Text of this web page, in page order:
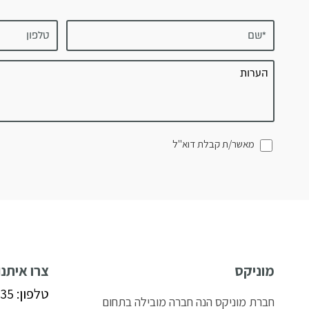
מאשר/ת קבלת דוא"ל
מוניקס
חברת מוניקס הנה חברה מובילה בתחום
צרו
טלפון: 050-9791035